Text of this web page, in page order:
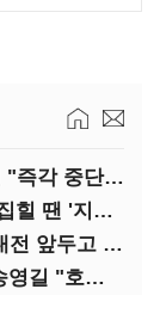
북, 단거리 탄도미사일 발사…안보실 "즉각 중단 촉구"
문제는 전대 이후…선호투표제로 뒤집힐 땐 '지지층 불복'
"1차 투표서 과반" "게임 끝"…호남대전 앞두고 '충돌'
김민석·정청래, 신천지 장외 설전…송영길 "호남 계몽 규탄"